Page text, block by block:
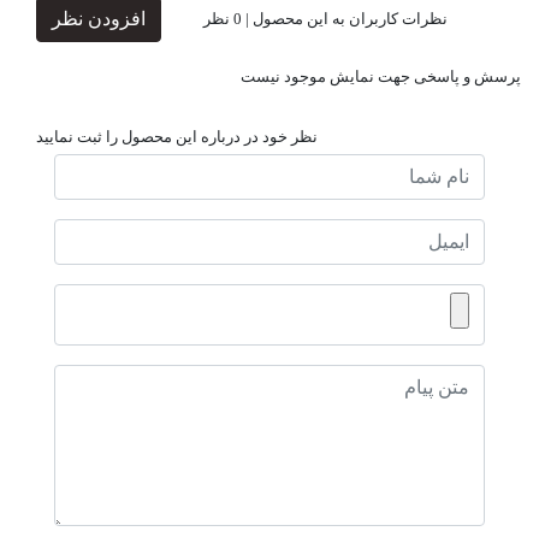
نظرات کاربران به این محصول | 0نظر افزودن نظر
پرسش و پاسخی جهت نمایش موجود نیست
نظر خود در درباره این محصول را ثبت نمایید